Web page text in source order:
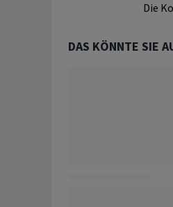
Die
DAS KÖNNTE SIE